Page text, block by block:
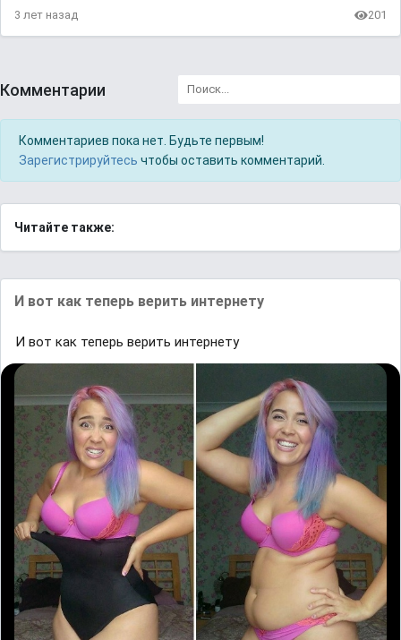
3 лет назад 201
Комментарии
Комментариев пока нет. Будьте первым!
Зарегистрируйтесь чтобы оставить комментарий.
Читайте также:
И вот как теперь верить интернету
И вот как теперь верить интернету